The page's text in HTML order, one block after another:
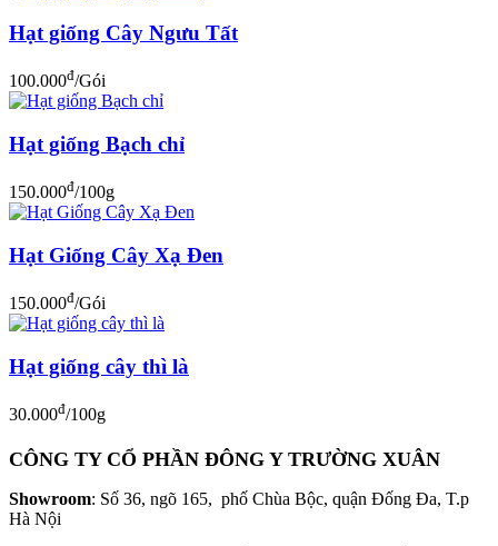
Hạt giống Cây Ngưu Tất
100.000đ/Gói
Hạt giống Bạch chỉ
150.000đ/100g
Hạt Giống Cây Xạ Đen
150.000đ/Gói
Hạt giống cây thì là
30.000đ/100g
CÔNG TY CỔ PHẦN ĐÔNG Y TRƯỜNG XUÂN
Showroom: Số 36, ngõ 165, phố Chùa Bộc, quận Đống Đa, T.p
Hà Nội